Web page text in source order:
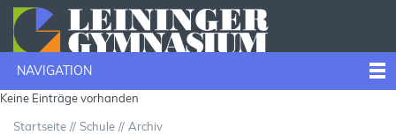
NAVIGATION
Keine Einträge vorhanden
Startseite Schule Archiv